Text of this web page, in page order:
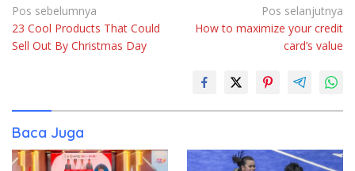
Navigasi
pos
Pos sebelumnya
23 Cool Products That Could
Sell Out By Christmas Day
Pos selanjutnya
How to maximize your credit
card’s value
Baca Juga